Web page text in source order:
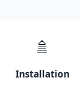
🚿
Installation